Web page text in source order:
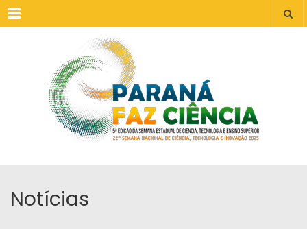
Menu
Notícias